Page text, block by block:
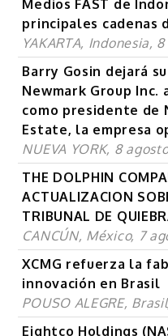
Medios FAST de
principales cadenas
YAKARTA, Indonesia,
Barry Gosin dejará
Newmark Group Inc.
como presidente de
Estate, la empresa
NUEVA YORK, 8
THE DOLPHIN
ACTUALIZACION
TRIBUNAL DE
CANCÚN, México, 7
XCMG refuerza la
innovación en Brasil
POUSO ALEGRE,
Eightco Holdings